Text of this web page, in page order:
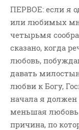
МОИ КНИГИ
СЛОВО-АУДИО
СЛОВО-ВИДЕО
ВОПРОСЫ ПАСТОРУ
КОНТАКТ
ПЕРВОЕ: если я
или любимых
четырьмя
сказано, когда
любовь,
давать
любви к Богу,
начала я
меньшая любовь
причина, по